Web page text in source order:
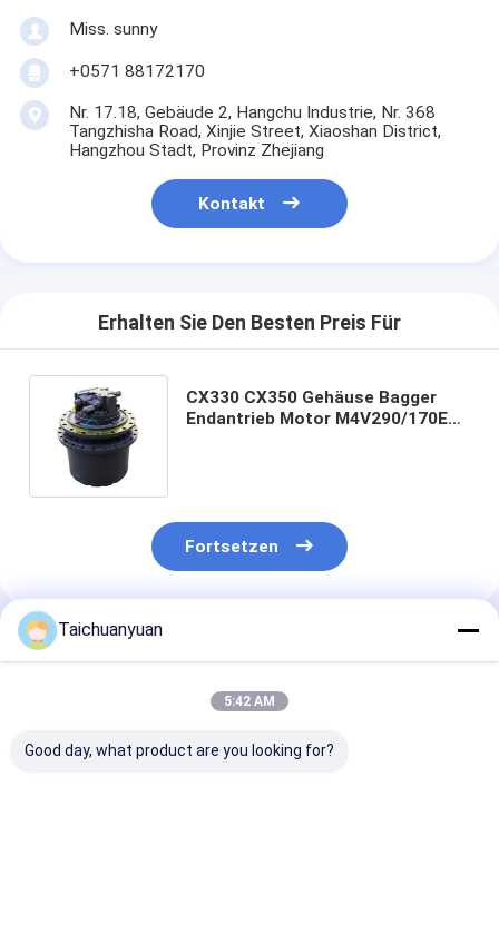
Miss. sunny
+0571 88172170
Nr. 17.18, Gebäude 2, Hangchu Industrie, Nr. 368
Tangzhisha Road, Xinjie Street, Xiaoshan District,
Hangzhou Stadt, Provinz Zhejiang
Kontakt
Erhalten Sie Den Besten Preis Für
CX330 CX350 Gehäuse Bagger
Endantrieb Motor M4V290/170E
Fortsetzen
Empfohlene Produkte
Taichuanyuan
5:42 AM
Good day, what product are you looking for?